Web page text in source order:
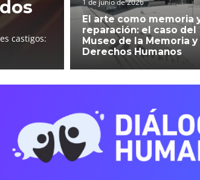
castigos:
1 de junio de 2026
El arte como memoria
reparación: el caso del
Museo de la Memoria
Derechos Humanos